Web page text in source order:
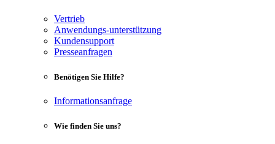
Vertrieb
Anwendungs-unterstützung
Kundensupport
Presseanfragen
Benötigen Sie Hilfe?
Informationsanfrage
Wie finden Sie uns?